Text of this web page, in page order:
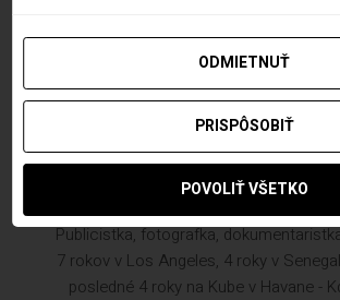
Diana Mrazikova (Diana
Publicistka, fotografka,
7 rokov v Los Angeles, 4 roky v
posledné 4 roky na Kube v Havane -
ODMIETNUŤ
PRISPÔSOBIŤ
POVOLIŤ VŠETKO